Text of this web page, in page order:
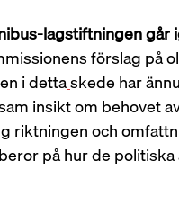
lagstiftningen går
förslag på
i dettaskede har
insikt om behovet
riktningen och
på hur de